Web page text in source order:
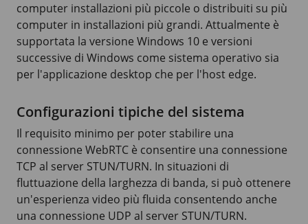
computer installazioni più piccole o distribuiti su più
computer in installazioni più grandi. Attualmente è
supportata la versione Windows 10 e versioni
successive di Windows come sistema operativo sia
per l'applicazione desktop che per l'host edge.
Configurazioni tipiche del sistema
Il requisito minimo per poter stabilire una
connessione WebRTC è consentire una connessione
TCP al server STUN/TURN. In situazioni di
fluttuazione della larghezza di banda, si può ottenere
un'esperienza video più fluida consentendo anche
una connessione UDP al server STUN/TURN.